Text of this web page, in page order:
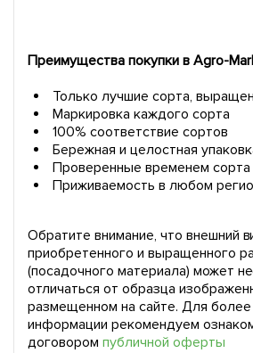
Преимущества покупки в Agro-
Только лучшие сорта,
Маркировка каждого сорта
100% соответствие сортов
Бережная и целостная
Проверенные временем сорта
Приживаемость в любом
Обратите внимание, что внешний
приобретенного и выращенного
(посадочного материала) может
отличаться от образца
размещенном на сайте. Для
информации рекомендуем
договором публичной оферты